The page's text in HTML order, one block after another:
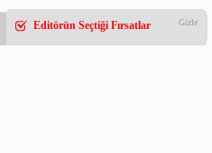
Editörün Seçtiği Fırsatlar Gizle